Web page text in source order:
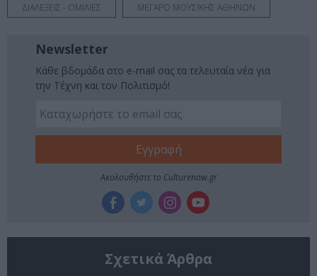
ΔΙΑΛΕΞΕΙΣ - ΟΜΙΛΙΕΣ ΜΕΓΑΡΟ ΜΟΥΣΙΚΗΣ ΑΘΗΝΩΝ
Newsletter
Κάθε βδομάδα στο e-mail σας τα τελευταία νέα για
την Τέχνη και τον Πολιτισμό!
Ακολουθήστε το Culturenow.gr
Σχετικά Άρθρα